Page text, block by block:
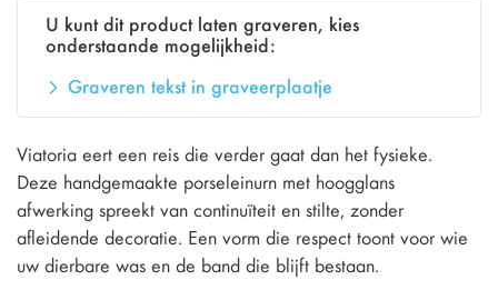
U kunt dit product laten graveren, kies
onderstaande mogelijkheid:
Graveren tekst in graveerplaatje
Viatoria eert een reis die verder gaat dan het fysieke.
Deze handgemaakte porseleinurn met hoogglans
afwerking spreekt van continuïteit en stilte, zonder
afleidende decoratie. Een vorm die respect toont voor wie
uw dierbare was en de band die blijft bestaan.